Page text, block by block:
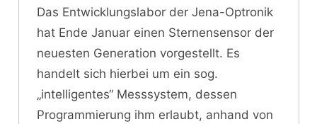
Das Entwicklungslabor der Jena-Optronik
hat Ende Januar einen Sternensensor der
neuesten Generation vorgestellt. Es
handelt sich hierbei um ein sog.
„intelligentes“ Messsystem, dessen
Programmierung ihm erlaubt, anhand von